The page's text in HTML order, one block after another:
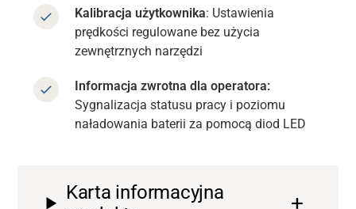
Kalibracja użytkownika: Ustawienia
prędkości regulowane bez użycia
zewnętrznych narzędzi
Informacja zwrotna dla operatora:
Sygnalizacja statusu pracy i poziomu
naładowania baterii za pomocą diod LED
Karta informacyjna